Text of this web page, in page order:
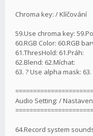
Chroma key: / Klíčování
59.Use chroma key:
60.RGB Color: 60.RGB
61.ThresHold: 61.Práh:
62.Blend: 62.Míchat:
63. ? Use alpha mask:
Audio Setting: /
64.Record system